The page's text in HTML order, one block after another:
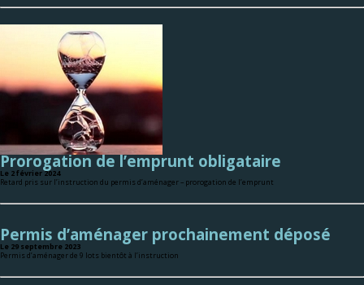
Prorogation de l’emprunt obligataire
Le 2 février 2024
Retard pris sur l’instruction du permis d’aménager – prorogation de l’emprunt
Permis d’aménager prochainement déposé
Le 29 septembre 2023
Permis d’aménager de 9 lots bientôt à l’instruction